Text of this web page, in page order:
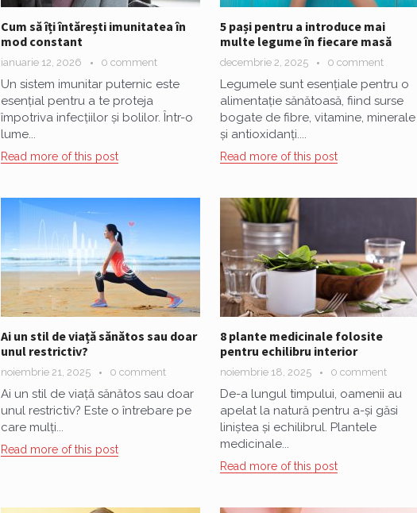
Cum să îți întărești imunitatea în
mod constant
ianuarie 12, 2026 0 comment
Un sistem imunitar puternic este
esențial pentru a te proteja
împotriva infecțiilor și bolilor. Într-o
lume...
Read more of this post
5 pași pentru a introduce mai
multe legume în fiecare masă
decembrie 2, 2025 0 comment
Legumele sunt esențiale pentru o
alimentație sănătoasă, fiind surse
bogate de fibre, vitamine, minerale
și antioxidanți....
Read more of this post
Ai un stil de viață sănătos sau doar
unul restrictiv?
noiembrie 21, 2025 0 comment
Ai un stil de viață sănătos sau doar
unul restrictiv? Este o întrebare pe
care mulți...
Read more of this post
8 plante medicinale folosite
pentru echilibru interior
noiembrie 18, 2025 0 comment
De-a lungul timpului, oamenii au
apelat la natură pentru a-și găsi
liniștea și echilibrul. Plantele
medicinale...
Read more of this post